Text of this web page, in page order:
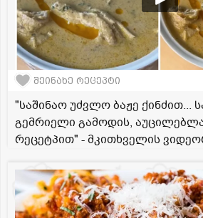
შეინახე რეცეპტი
"საშინაო უძვლო ბაჟე ქინძით...
გემრიელი გამოდის,
რეცეტპით" - მკითხველის